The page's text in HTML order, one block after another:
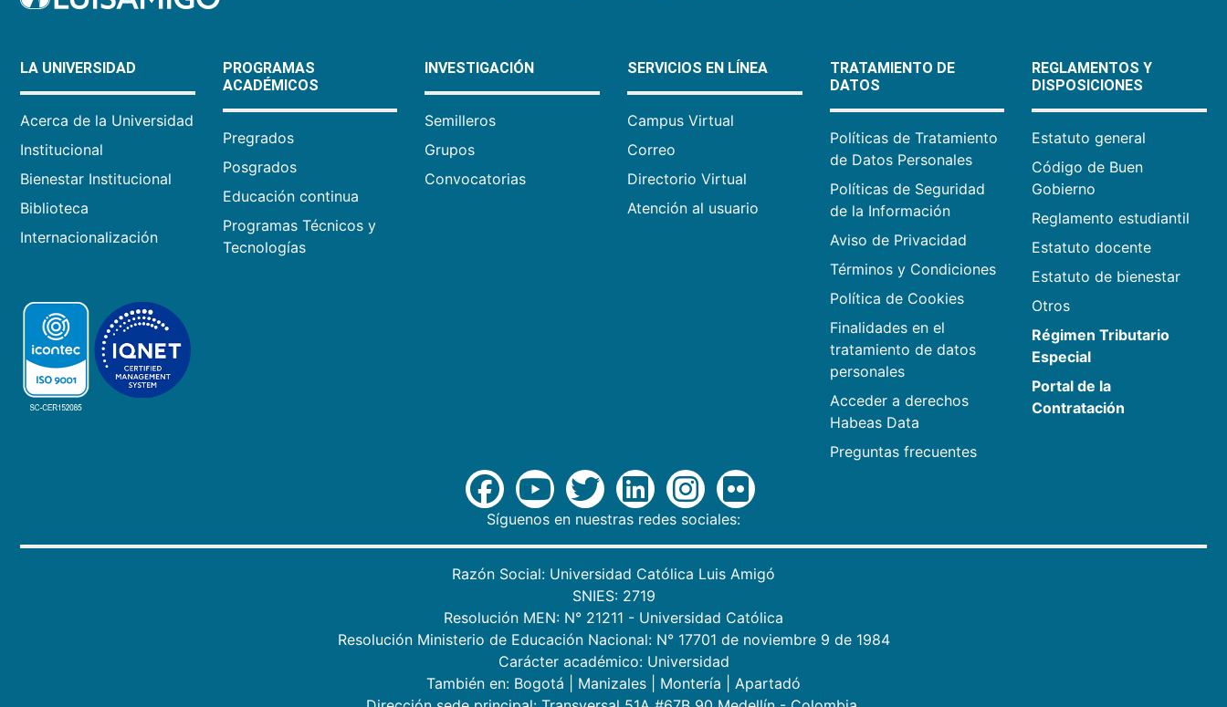
LA UNIVERSIDAD
Acerca de la Universidad
Institucional
Bienestar Institucional
Biblioteca
Internacionalización
PROGRAMAS
ACADÉMICOS
Pregrados
Posgrados
Educación continua
Programas Técnicos y
Tecnologías
INVESTIGACIÓN
Semilleros
Grupos
Convocatorias
SERVICIOS EN LÍNEA
Campus Virtual
Correo
Directorio Virtual
Atención al usuario
TRATAMIENTO DE
DATOS
Políticas de Tratamiento
de Datos Personales
Políticas de Seguridad
de la Información
Aviso de Privacidad
Términos y Condiciones
Política de Cookies
Finalidades en el
tratamiento de datos
personales
Acceder a derechos
Habeas Data
Preguntas frecuentes
REGLAMENTOS Y
DISPOSICIONES
Estatuto general
Código de Buen
Gobierno
Reglamento estudiantil
Estatuto docente
Estatuto de bienestar
Otros
Régimen Tributario
Especial
Portal de la
Contratación
Síguenos en nuestras redes sociales:
Razón Social: Universidad Católica Luis Amigó
SNIES: 2719
Resolución MEN: N° 21211 - Universidad Católica
Resolución Ministerio de Educación Nacional: N° 17701 de noviembre 9 de 1984
Carácter académico: Universidad
También en: Bogotá Manizales Montería
Apartadó